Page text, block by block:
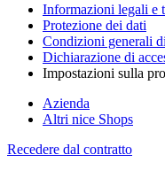
Informazioni legali e
Protezione dei dati
Condizioni generali
Dichiarazione di
Impostazioni sulla
Azienda
Altri nice Shops
Recedere dal contratto